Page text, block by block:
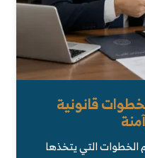
قانونية
التي يتخذها